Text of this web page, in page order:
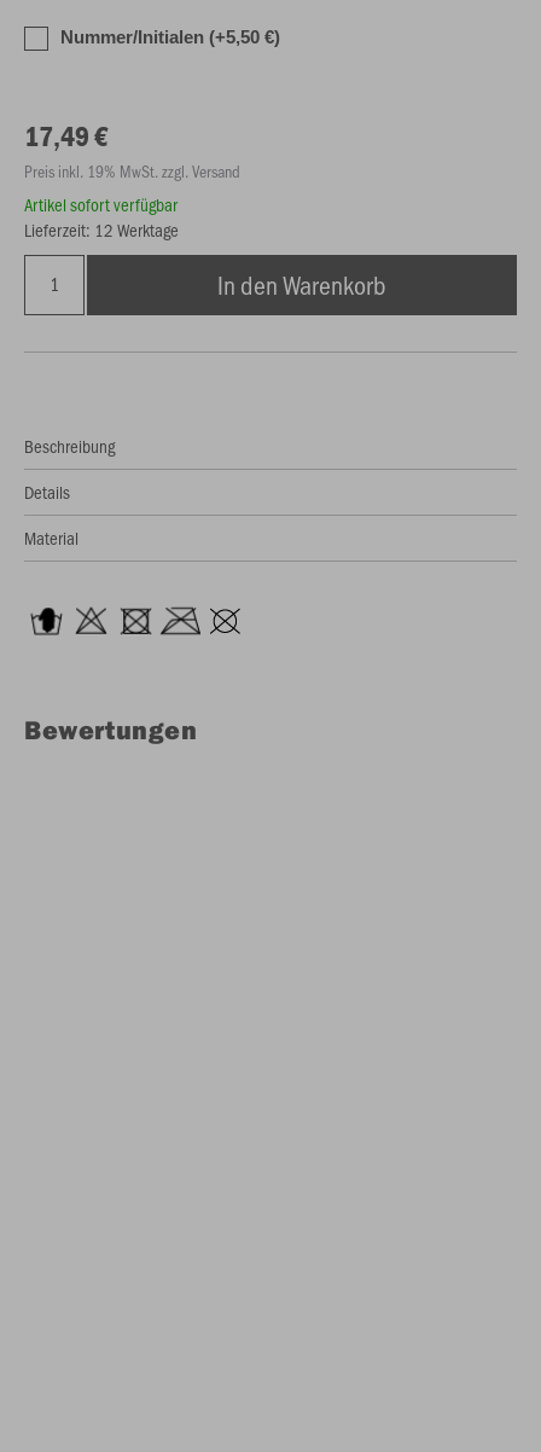
Nummer/Initialen (+5,50 €)
17,49 €
Preis inkl. 19% MwSt. zzgl. Versand
Artikel sofort verfügbar
Lieferzeit: 12 Werktage
In den Warenkorb
Beschreibung
Details
Material
Bewertungen